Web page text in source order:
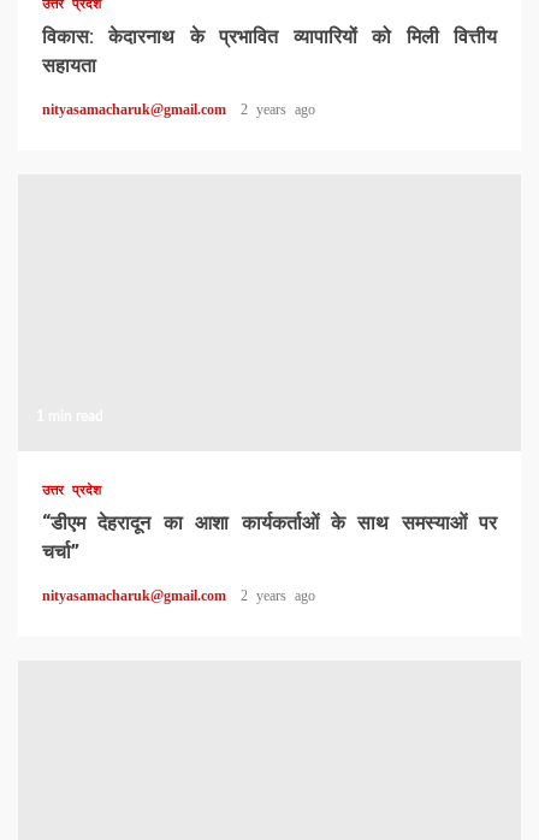
उत्तर प्रदेश
विकास: केदारनाथ के प्रभावित व्यापारियों को मिली वित्तीय
सहायता
nityasamacharuk@gmail.com 2 years ago
उत्तर प्रदेश
“डीएम देहरादून का आशा कार्यकर्ताओं के साथ समस्याओं पर
चर्चा”
nityasamacharuk@gmail.com 2 years ago